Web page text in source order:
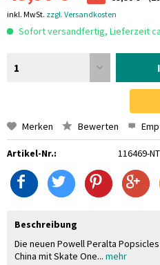
inkl. MwSt. zzgl. Versandkosten
Sofort versandfertig, Lieferzeit
1
Merken Bewerten
Artikel-Nr.: 116469-NT
Beschreibung
Die neuen Powell Peralta
China mit Skate One... mehr